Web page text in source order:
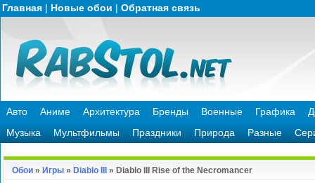
Главная | Новые обои | Обратная связь
Авто Аниме Архитектура Бренды Военные Графика
Музыка
Мультфильмы Праздники Природа Разные
Обои » Игры » Diablo III » Diablo III Rise of the Necromancer